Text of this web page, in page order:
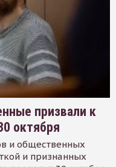
призвали к
октября
и общественных
и признанных